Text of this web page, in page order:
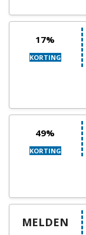
17%
KORTING
49%
KORTING
MELDEN